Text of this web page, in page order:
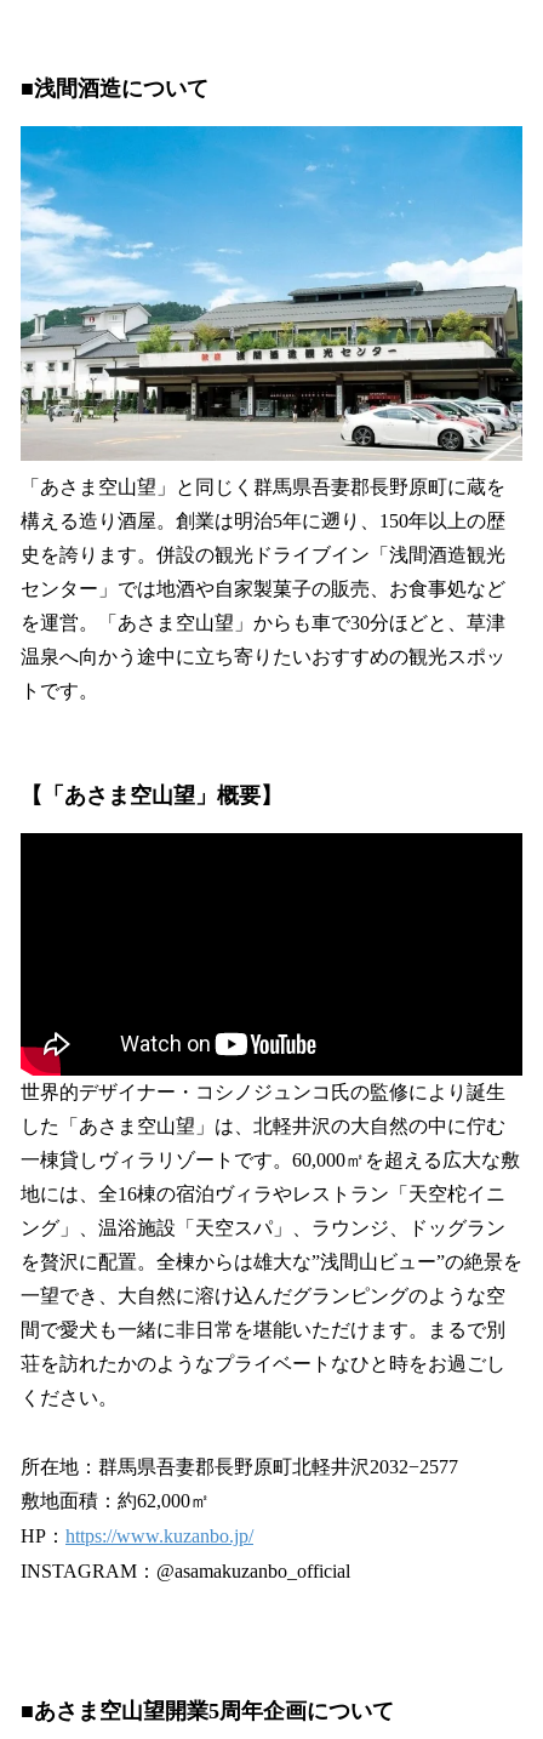
■浅間酒造について
「あさま空山望」と同じく群馬県吾妻郡長野原町に蔵を
構える造り酒屋。創業は明治5年に遡り、150年以上の歴
史を誇ります。併設の観光ドライブイン「浅間酒造観光
センター」では地酒や自家製菓子の販売、お食事処など
を運営。「あさま空山望」からも車で30分ほどと、草津
温泉へ向かう途中に立ち寄りたいおすすめの観光スポッ
トです。
【「あさま空山望」概要】
世界的デザイナー・コシノジュンコ氏の監修により誕生
した「あさま空山望」は、北軽井沢の大自然の中に佇む
一棟貸しヴィラリゾートです。60,000㎡を超える広大な敷
地には、全16棟の宿泊ヴィラやレストラン「天空柁イニ
ング」、温浴施設「天空スパ」、ラウンジ、ドッグラン
を贅沢に配置。全棟からは雄大な”浅間山ビュー”の絶景を
一望でき、大自然に溶け込んだグランピングのような空
間で愛犬も一緒に非日常を堪能いただけます。まるで別
荘を訪れたかのようなプライベートなひと時をお過ごし
ください。
所在地：群馬県吾妻郡長野原町北軽井沢2032−2577
敷地面積：約62,000㎡
HP： https://www.kuzanbo.jp/
INSTAGRAM：@asamakuzanbo_official
■あさま空山望開業5周年企画について